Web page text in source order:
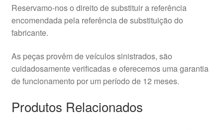
Reservamo-nos o direito de substituir a referência
encomendada pela referência de substituição do
fabricante.
As peças provêm de veículos sinistrados, são
cuidadosamente verificadas e oferecemos uma garantia
de funcionamento por um período de 12 meses.
Produtos Relacionados